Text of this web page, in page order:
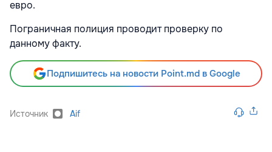
евро.
Пограничная полиция проводит проверку по
данному факту.
Подпишитесь на новости Point.md в Google
Источник Aif